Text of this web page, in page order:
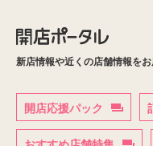
新店情報や近くの店舗情報を
開店応援パック